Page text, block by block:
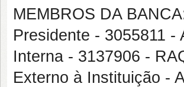
MEMBROS DA
Presidente - 3055811
Interna - 3137906 -
Externo à Instituição -